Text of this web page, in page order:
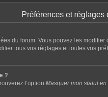
Préférences et réglages
du forum. Vous pouvez les
tous vos réglages et toutes vos
?
l’option Masquer mon statut